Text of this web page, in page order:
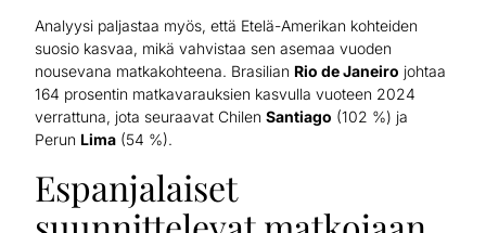
Analyysi paljastaa myös, että Etelä-Amerikan kohteiden
suosio kasvaa, mikä vahvistaa sen asemaa vuoden
nousevana matkakohteena. Brasilian Rio de Janeiro johtaa
164 prosentin matkavarauksien kasvulla vuoteen 2024
verrattuna, jota seuraavat Chilen Santiago (102 %) ja
Perun Lima (54 %).
Espanjalaiset